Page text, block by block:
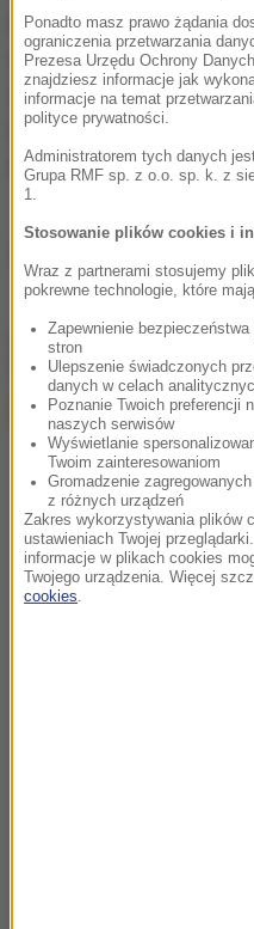
na taką formę rozrywki,
ale rosną z roku na rok
analiz BestCasinoSites
zarobków graczy e-
światowej czołówce
chcesz widzieć więcej
Google
Ponadto masz prawo żądania
ograniczenia przetwarzania
Prezesa Urzędu Ochrony
znajdziesz informacje jak
informacje na temat
polityce prywatności.
Administratorem tych danych
Grupa RMF sp. z o.o. sp. k. z
1.
Stosowanie plików cookies i
Wraz z partnerami stosujemy
pokrewne technologie, które
Zapewnienie
stron
Ulepszenie świadczonych
danych w celach
Poznanie Twoich preferencji
naszych serwisów
Wyświetlanie
Twoim zainteresowaniom
Gromadzenie
z różnych urządzeń
Zakres wykorzystywania plików
ustawieniach Twojej
informacje w plikach cookies
Twojego urządzenia. Więcej
cookies